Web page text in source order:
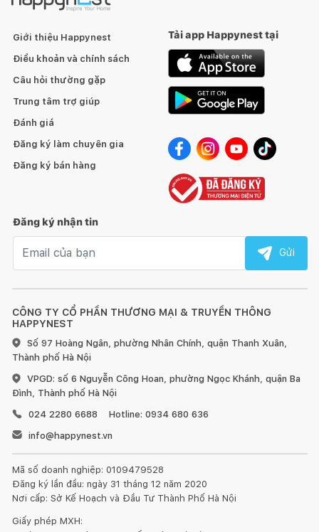
CÔNG TY CỔ PHẦN THƯƠNG MẠI & TRUYỀN THÔNG
HAPPYNEST
Số 97 Hoàng Ngân, phường Nhân Chính, quận Thanh Xuân,
Thành phố Hà Nội
VPGD: số 6 Nguyễn Công Hoan, phường Ngọc Khánh, quận Ba
Đình, Thành phố Hà Nội
024 2280 6688
Hotline: 0934 680 636
info@happynest.vn
Mã số doanh nghiệp: 0109479528
Đăng ký lần đầu: ngày 31 tháng 12 năm 2020
Nơi cấp: Sở Kế Hoạch và Đầu Tư Thành Phố Hà Nội
Giấy phép MXH:
Giới thiệu Happynest
Điều khoản và chính sách
Câu hỏi thường gặp
Trung tâm trợ giúp
Đánh giá
Đăng ký làm chuyên gia
Đăng ký bán hàng
Tải app Happynest tại
Đăng ký nhận tin
Gửi